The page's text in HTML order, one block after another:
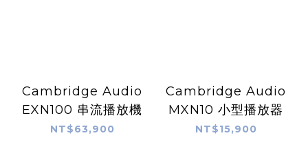
Cambridge Audio
EXN100 串流播放機
NT$63,900
Cambridge Audio
MXN10 小型播放器
NT$15,900